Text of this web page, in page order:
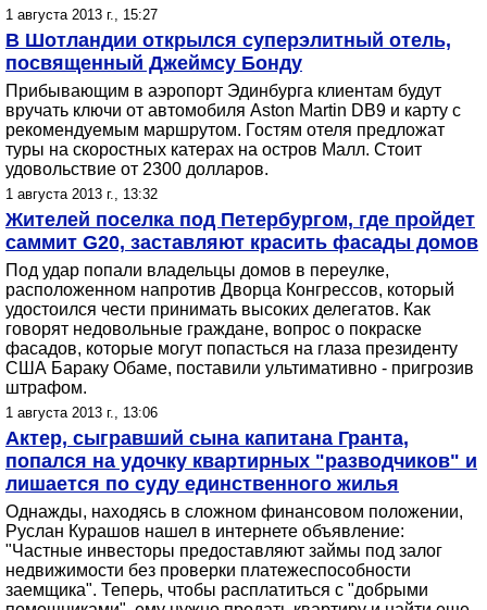
1 августа 2013 г., 15:27
В Шотландии открылся суперэлитный отель,
посвященный Джеймсу Бонду
Прибывающим в аэропорт Эдинбурга клиентам будут
вручать ключи от автомобиля Aston Martin DB9 и карту с
рекомендуемым маршрутом. Гостям отеля предложат
туры на скоростных катерах на остров Малл. Стоит
удовольствие от 2300 долларов.
1 августа 2013 г., 13:32
Жителей поселка под Петербургом, где пройдет
саммит G20, заставляют красить фасады домов
Под удар попали владельцы домов в переулке,
расположенном напротив Дворца Конгрессов, который
удостоился чести принимать высоких делегатов. Как
говорят недовольные граждане, вопрос о покраске
фасадов, которые могут попасться на глаза президенту
США Бараку Обаме, поставили ультимативно - пригрозив
штрафом.
1 августа 2013 г., 13:06
Актер, сыгравший сына капитана Гранта,
попался на удочку квартирных "разводчиков" и
лишается по суду единственного жилья
Однажды, находясь в сложном финансовом положении,
Руслан Курашов нашел в интернете объявление:
"Частные инвесторы предоставляют займы под залог
недвижимости без проверки платежеспособности
заемщика". Теперь, чтобы расплатиться с "добрыми